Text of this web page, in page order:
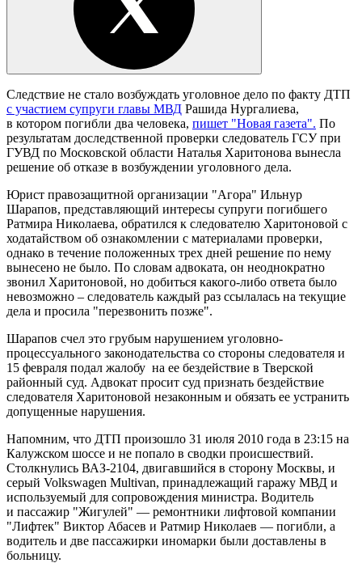
Следствие не стало возбуждать уголовное дело по факту ДТП
с участием супруги главы МВД Рашида Нургалиева,
в котором погибли два человека, пишет "Новая газета". По
результатам доследственной проверки следователь ГСУ при
ГУВД по Московской области Наталья Харитонова вынесла
решение об отказе в возбуждении уголовного дела.
Юрист правозащитной организации "Агора" Ильнур
Шарапов, представляющий интересы супруги погибшего
Ратмира Николаева, обратился к следователю Харитоновой с
ходатайством об ознакомлении с материалами проверки,
однако в течение положенных трех дней решение по нему
вынесено не было. По словам адвоката, он неоднократно
звонил Харитоновой, но добиться какого-либо ответа было
невозможно – следователь каждый раз ссылалась на текущие
дела и просила "перезвонить позже".
Шарапов счел это грубым нарушением уголовно-
процессуального законодательства со стороны следователя и
15 февраля подал жалобу на ее бездействие в Тверской
районный суд. Адвокат просит суд признать бездействие
следователя Харитоновой незаконным и обязать ее устранить
допущенные нарушения.
Напомним, что ДТП произошло 31 июля 2010 года в 23:15 на
Калужском шоссе и не попало в сводки происшествий.
Столкнулись ВАЗ-2104, двигавшийся в сторону Москвы, и
серый Volkswagen Multivan, принадлежащий гаражу МВД и
используемый для сопровождения министра. Водитель
и пассажир "Жигулей" — ремонтники лифтовой компании
"Лифтек" Виктор Абасев и Ратмир Николаев — погибли, а
водитель и две пассажирки иномарки были доставлены в
больницу.